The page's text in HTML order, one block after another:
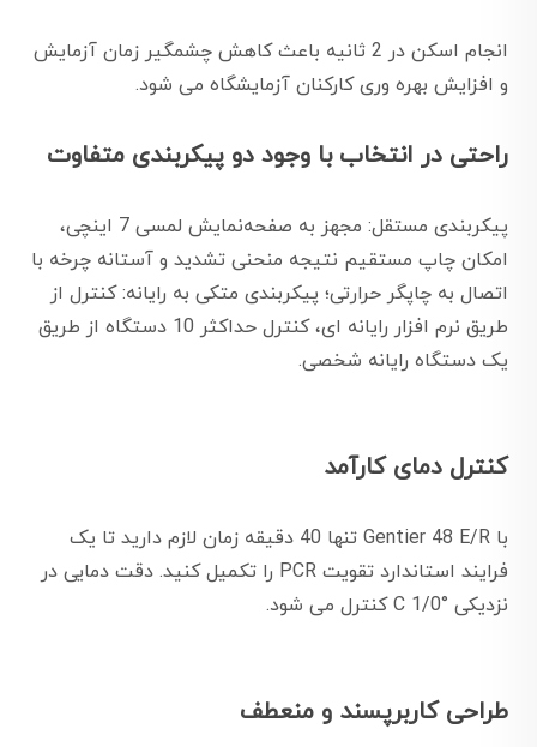
انجام اسکن در 2 ثانیه باعث کاهش چشمگیر زمان آزمایش
و افزایش بهره وری کارکنان آزمایشگاه می شود.
راحتی در انتخاب با وجود دو پیکربندی متفاوت
پیکربندی مستقل: مجهز به صفحه‌نمایش لمسی 7 اینچی،
امکان چاپ مستقیم نتیجه منحنی تشدید و آستانه چرخه با
اتصال به چاپگر حرارتی؛ پیکربندی متکی به رایانه: کنترل از
طریق نرم افزار رایانه ای، کنترل حداکثر 10 دستگاه از طریق
یک دستگاه رایانه شخصی.
کنترل دمای کارآمد
با Gentier 48 E/R تنها 40 دقیقه زمان لازم دارید تا یک
فرایند استاندارد تقویت PCR را تکمیل کنید. دقت دمایی در
نزدیکی °C 1/0 کنترل می شود.
طراحی کاربرپسند و منعطف